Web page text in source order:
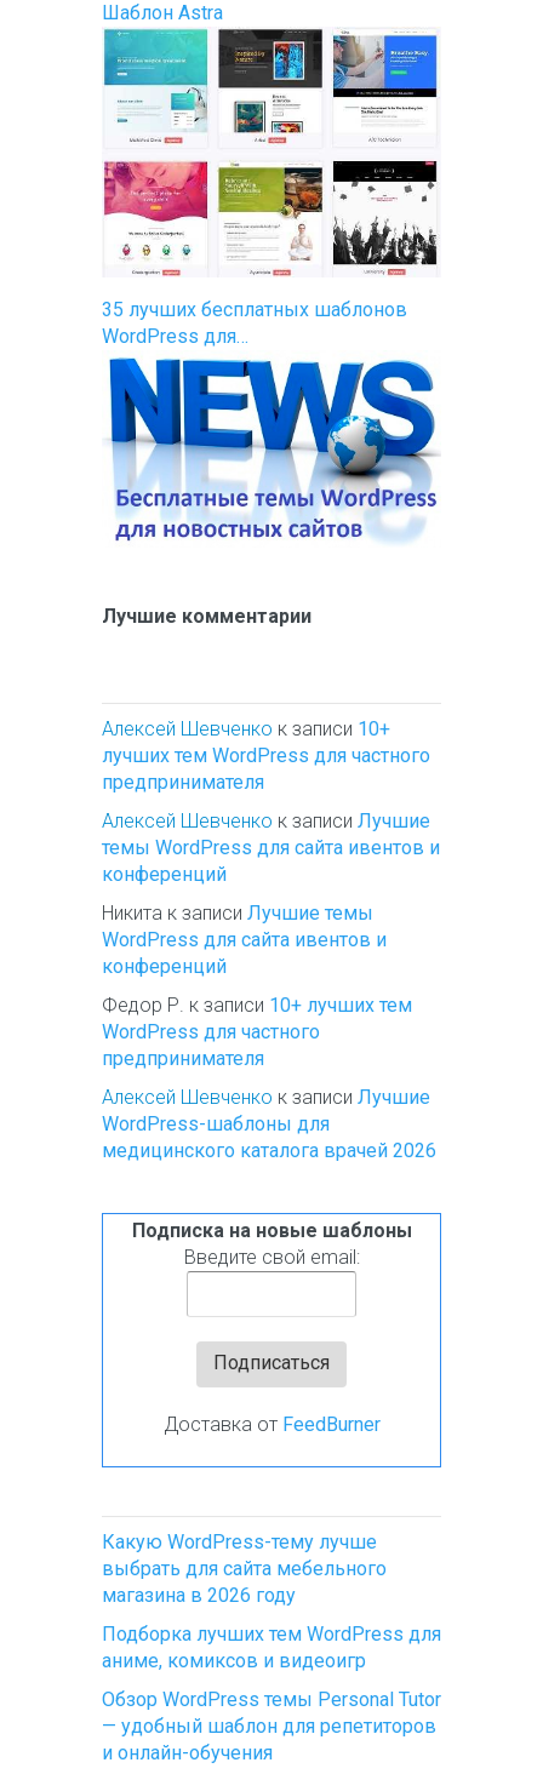
Шаблон Astra
35 лучших бесплатных шаблонов
WordPress для…
Лучшие комментарии
Алексей Шевченко к записи 10+
лучших тем WordPress для частного
предпринимателя
Алексей Шевченко к записи Лучшие
темы WordPress для сайта ивентов и
конференций
Никита к записи Лучшие темы
WordPress для сайта ивентов и
конференций
Федор Р. к записи 10+ лучших тем
WordPress для частного
предпринимателя
Алексей Шевченко к записи Лучшие
WordPress-шаблоны для
медицинского каталога врачей 2026
Подписка на новые шаблоны
Введите свой email:
Доставка от FeedBurner
Какую WordPress-тему лучше
выбрать для сайта мебельного
магазина в 2026 году
Подборка лучших тем WordPress для
аниме, комиксов и видеоигр
Обзор WordPress темы Personal Tutor
— удобный шаблон для репетиторов
и онлайн-обучения